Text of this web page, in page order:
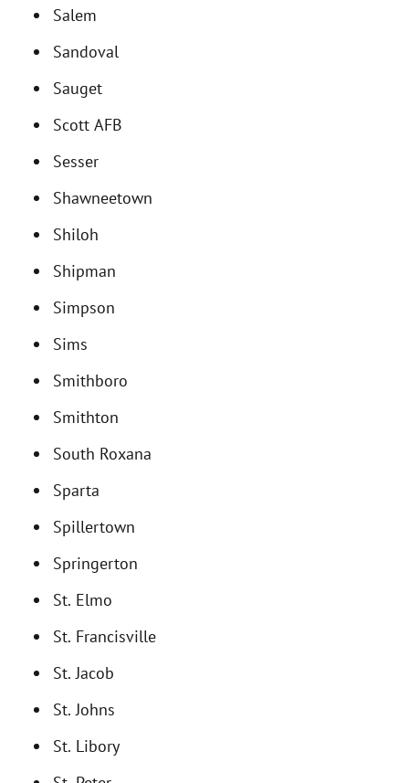
Salem
Sandoval
Sauget
Scott AFB
Sesser
Shawneetown
Shiloh
Shipman
Simpson
Sims
Smithboro
Smithton
South Roxana
Sparta
Spillertown
Springerton
St. Elmo
St. Francisville
St. Jacob
St. Johns
St. Libory